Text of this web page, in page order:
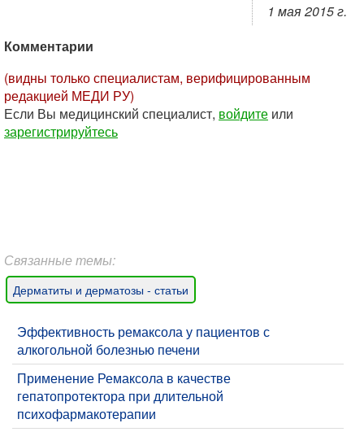
1 мая 2015 г.
Комментарии
(видны только специалистам, верифицированным
редакцией МЕДИ РУ)
Если Вы медицинский специалист, войдите или
зарегистрируйтесь
Связанные темы:
Дерматиты и дерматозы - статьи
Эффективность ремаксола у пациентов с
алкогольной болезнью печени
Применение Ремаксола в качестве
гепатопротектора при длительной
психофармакотерапии